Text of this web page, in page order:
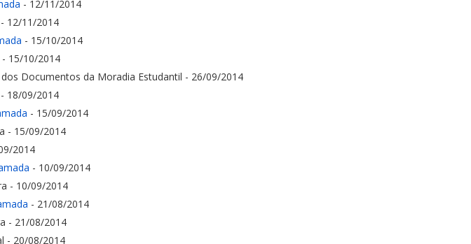
- 12/11/2014
12/11/2014
- 15/10/2014
15/10/2014
Documentos da Moradia Estudantil - 26/09/2014
- 18/09/2014
- 15/09/2014
- 15/09/2014
2014
- 10/09/2014
- 10/09/2014
- 21/08/2014
- 21/08/2014
- 20/08/2014